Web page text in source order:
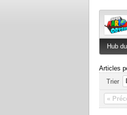
Hub
Articles
Trier
«